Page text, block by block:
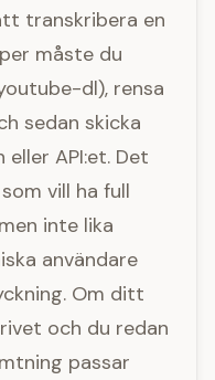
transkribera en
måste du
dl), rensa
sedan skicka
API:et. Det
vill ha full
inte lika
användare
Om ditt
och du redan
passar